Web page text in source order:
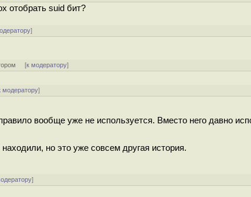
отобрать suid бит?
]
[к модератору]
модератору]
вообще уже не используется. Вместо него давно
но это уже совсем другая история.
]